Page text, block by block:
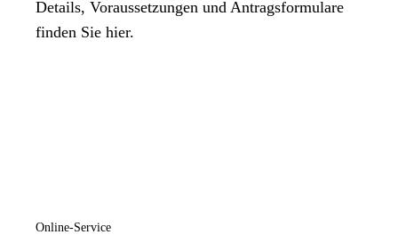
Details, Voraussetzungen und Antragsformulare
finden Sie hier.
Online-Service